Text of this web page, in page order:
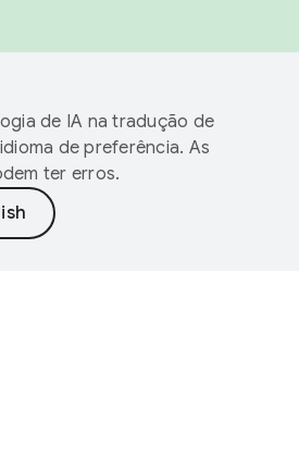
de IA na tradução de
de preferência. As
ter erros.